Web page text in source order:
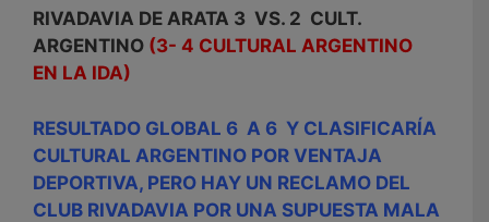
RIVADAVIA DE ARATA 3 VS. 2 CULT.
ARGENTINO (3- 4 CULTURAL ARGENTINO
EN LA IDA)
RESULTADO GLOBAL 6 A 6 Y CLASIFICARÍA
CULTURAL ARGENTINO POR VENTAJA
DEPORTIVA, PERO HAY UN RECLAMO DEL
CLUB RIVADAVIA POR UNA SUPUESTA MALA